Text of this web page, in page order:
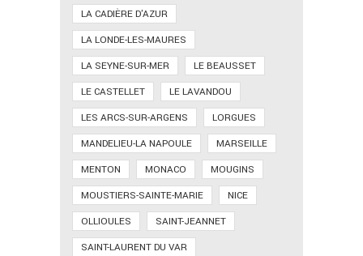
LA CADIÈRE D'AZUR
LA LONDE-LES-MAURES
LA SEYNE-SUR-MER
LE BEAUSSET
LE CASTELLET
LE LAVANDOU
LES ARCS-SUR-ARGENS
LORGUES
MANDELIEU-LA NAPOULE
MARSEILLE
MENTON
MONACO
MOUGINS
MOUSTIERS-SAINTE-MARIE
NICE
OLLIOULES
SAINT-JEANNET
SAINT-LAURENT DU VAR